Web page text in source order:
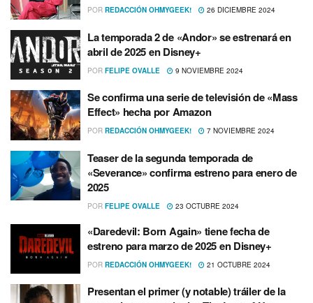
POR REDACCIÓN OHMYGEEK! 26 DICIEMBRE 2024
La temporada 2 de «Andor» se estrenará en
abril de 2025 en Disney+
POR FELIPE OVALLE 9 NOVIEMBRE 2024
Se confirma una serie de televisión de «Mass
Effect» hecha por Amazon
POR REDACCIÓN OHMYGEEK! 7 NOVIEMBRE 2024
Teaser de la segunda temporada de
«Severance» confirma estreno para enero de
2025
POR FELIPE OVALLE 23 OCTUBRE 2024
«Daredevil: Born Again» tiene fecha de
estreno para marzo de 2025 en Disney+
POR REDACCIÓN OHMYGEEK! 21 OCTUBRE 2024
Presentan el primer (y notable) tráiler de la